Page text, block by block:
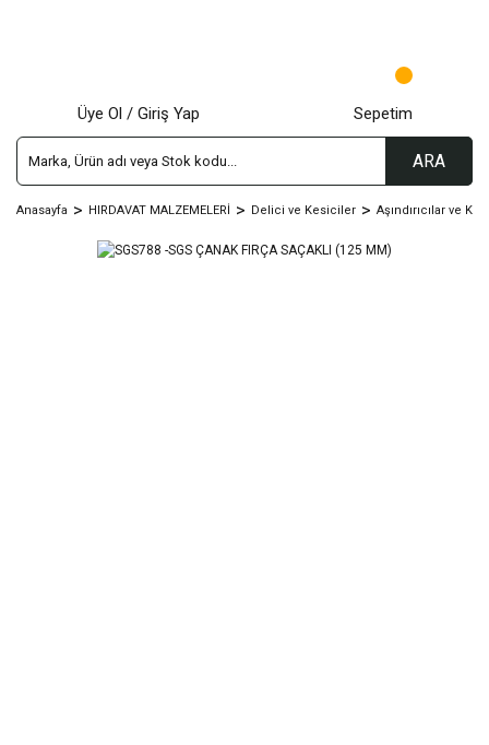
ARA
Üye Ol / Giriş Yap Sepetim
Anasayfa HIRDAVAT MALZEMELERİ Delici ve Kesiciler Aşındırıcılar ve